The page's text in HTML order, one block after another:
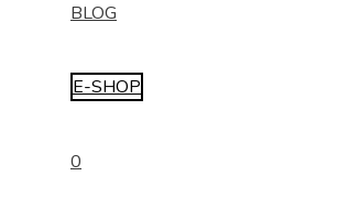
BLOG
E-SHOP
0